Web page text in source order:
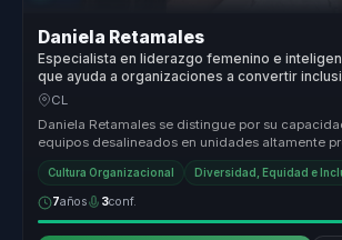
Daniela Retamales
Especialista en liderazgo femenino e
que ayuda a organizaciones a convertir
cohesión, pertenencia y crecimiento.
CL
Daniela Retamales se distingue por su
equipos desalineados en unidades altamente
de un li...
Cultura Organizacional Diversidad, Equidad e
7años 3conf.